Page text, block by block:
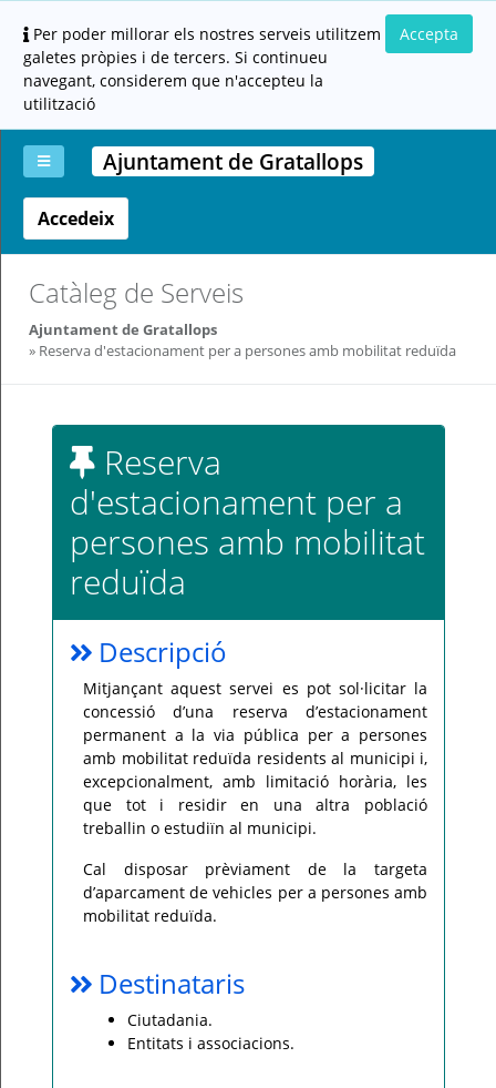
Per poder millorar els nostres serveis utilitzem
galetes pròpies i de tercers. Si continueu
navegant, considerem que n'accepteu la
utilització
Accepta
La
meva
carpeta
Aportar
documentació
Carpeta
ciutadana
(altres
administracions)
Altres
Ajuda
Ajuntament de Gratallops
Accedeix
Catàleg de Serveis
Ajuntament de Gratallops
Reserva d'estacionament per a persones amb mobilitat reduïda
Reserva
d'estacionament per a
persones amb mobilitat
reduïda
Descripció
Mitjançant aquest servei es pot sol·licitar la
concessió d’una reserva d’estacionament
permanent a la via pública per a persones
amb mobilitat reduïda residents al municipi i,
excepcionalment, amb limitació horària, les
que tot i residir en una altra població
treballin o estudiïn al municipi.
Cal disposar prèviament de la targeta
d’aparcament de vehicles per a persones amb
mobilitat reduïda.
Destinataris
Ciutadania.
Entitats i associacions.